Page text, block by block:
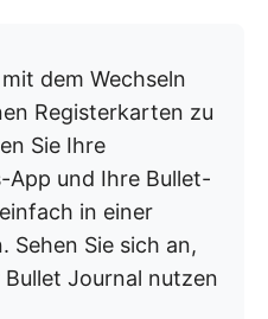
dem Wechseln
Registerkarten zu
Sie Ihre
und Ihre Bullet-
in einer
Sehen Sie sich an,
Journal nutzen